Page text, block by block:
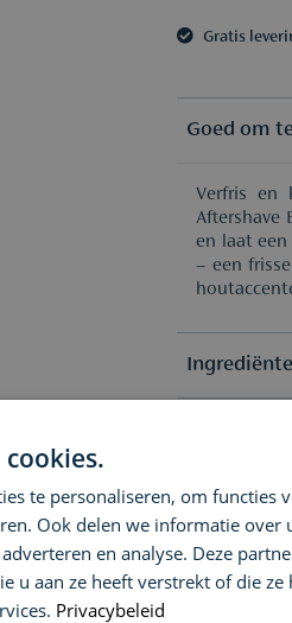
Gratis
Goed om
Verfris en
Aftershave
en laat
– een
Alcohol,
Oil, Peg-
(F.I.L.
Vanwege
meest
(0)
Nog
Vragen of
Heb je een
team helpt
Levering
te personaliseren, om functies
Ook delen we informatie over
en analyse. Deze
u aan ze heeft verstrekt of die ze
Privacybeleid